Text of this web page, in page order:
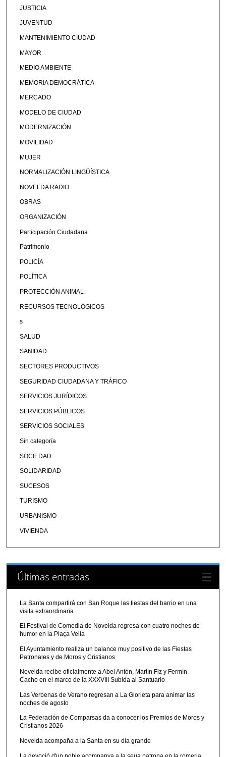
JUSTICIA
JUVENTUD
MANTENIMIENTO CIUDAD
MAYOR
MEDIO AMBIENTE
MEMORIA DEMOCRÁTICA
MERCADO
MODELO DE CIUDAD
MODERNIZACIÓN
MOVILIDAD
MUJER
NORMALIZACIÓN LINGÜÍSTICA
NOVELDA RADIO
OBRAS
ORGANIZACIÓN
Participación Ciudadana
Patrimonio
POLICÍA
POLÍTICA
PROTECCIÓN ANIMAL
RECURSOS TECNOLÓGICOS
s
SALUD
SANIDAD
SECTORES PRODUCTIVOS
SEGURIDAD CIUDADANA Y TRÁFICO
SERVICIOS JURÍDICOS
SERVICIOS PÚBLICOS
SERVICIOS SOCIALES
Sin categoría
SOCIEDAD
SOLIDARIDAD
SUCESOS
TURISMO
URBANISMO
VIVIENDA
Últimas entradas
La Santa compartirá con San Roque las fiestas del barrio en una
visita extraordinaria
El Festival de Comedia de Novelda regresa con cuatro noches de
humor en la Plaça Vella
El Ayuntamiento realiza un balance muy positivo de las Fiestas
Patronales y de Moros y Cristianos
Novelda recibe oficialmente a Abel Antón, Martín Fiz y Fermín
Cacho en el marco de la XXXVIII Subida al Santuario
Las Verbenas de Verano regresan a La Glorieta para animar las
noches de agosto
La Federación de Comparsas da a conocer los Premios de Moros y
Cristianos 2026
Novelda acompaña a la Santa en su día grande